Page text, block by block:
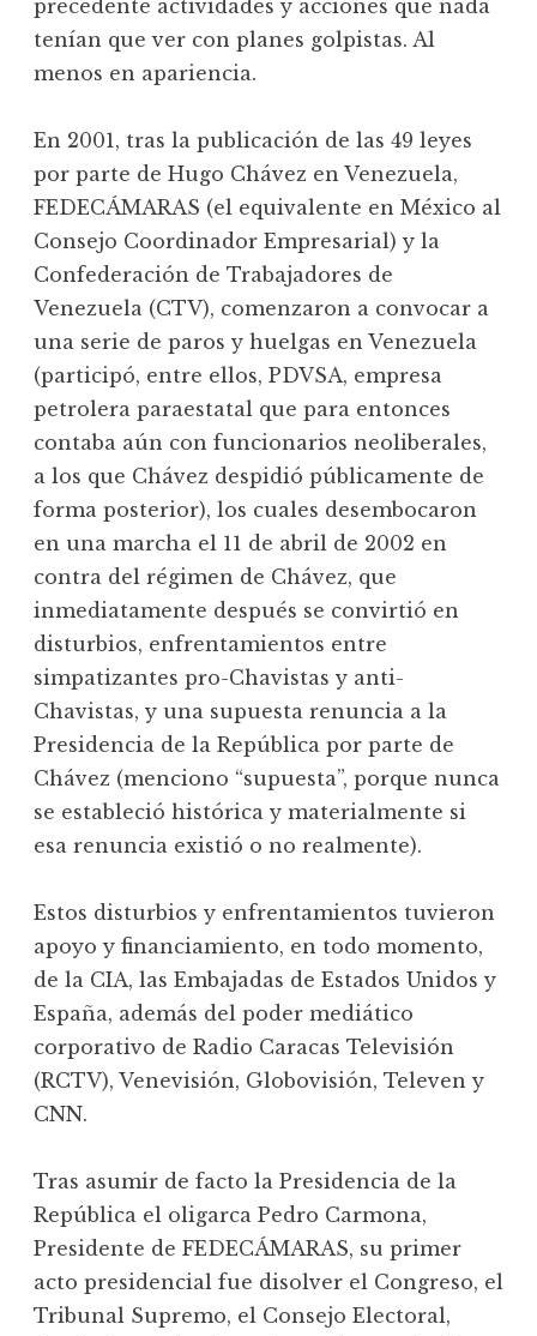
precedente actividades y acciones que nada
tenían que ver con planes golpistas. Al
menos en apariencia.
En 2001, tras la publicación de las 49 leyes
por parte de Hugo Chávez en Venezuela,
FEDECÁMARAS (el equivalente en México al
Consejo Coordinador Empresarial) y la
Confederación de Trabajadores de
Venezuela (CTV), comenzaron a convocar a
una serie de paros y huelgas en Venezuela
(participó, entre ellos, PDVSA, empresa
petrolera paraestatal que para entonces
contaba aún con funcionarios neoliberales,
a los que Chávez despidió públicamente de
forma posterior), los cuales desembocaron
en una marcha el 11 de abril de 2002 en
contra del régimen de Chávez, que
inmediatamente después se convirtió en
disturbios, enfrentamientos entre
simpatizantes pro-Chavistas y anti-
Chavistas, y una supuesta renuncia a la
Presidencia de la República por parte de
Chávez (menciono “supuesta”, porque nunca
se estableció histórica y materialmente si
esa renuncia existió o no realmente).
Estos disturbios y enfrentamientos tuvieron
apoyo y financiamiento, en todo momento,
de la CIA, las Embajadas de Estados Unidos y
España, además del poder mediático
corporativo de Radio Caracas Televisión
(RCTV), Venevisión, Globovisión, Televen y
CNN.
Tras asumir de facto la Presidencia de la
República el oligarca Pedro Carmona,
Presidente de FEDECÁMARAS, su primer
acto presidencial fue disolver el Congreso, el
Tribunal Supremo, el Consejo Electoral,